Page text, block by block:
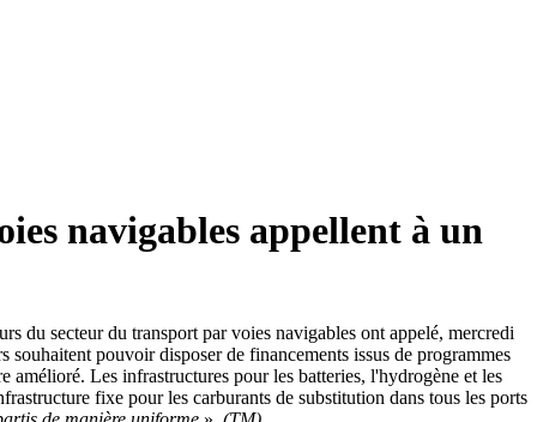
navigables appellent à un
du secteur du transport par voies navigables ont appelé, mercredi
pouvoir disposer de financements issus de programmes
amélioré. Les infrastructures pour les batteries, l'hydrogène et les
fixe pour les carburants de substitution dans tous les ports